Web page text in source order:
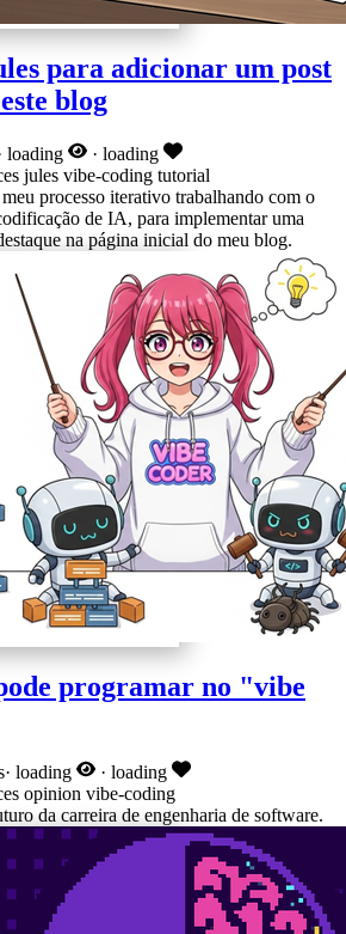
para adicionar um post
blog
loading · loading
jules vibe-coding tutorial
processo iterativo trabalhando com o
de IA, para implementar uma
na página inicial do meu blog.
programar no "vibe
· loading · loading
opinion vibe-coding
da carreira de engenharia de software.